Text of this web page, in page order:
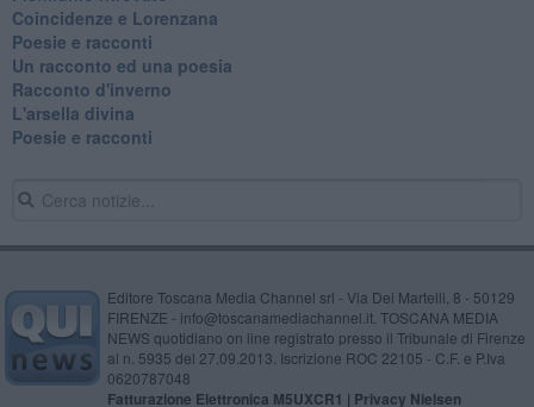
Coincidenze e Lorenzana
Poesie e racconti
Un racconto ed una poesia
Racconto d'inverno
​L'arsella divina
Poesie e racconti
Editore Toscana Media Channel srl - Via Dei Martelli, 8 - 50129
FIRENZE - info@toscanamediachannel.it. TOSCANA MEDIA
NEWS quotidiano on line registrato presso il Tribunale di Firenze
al n. 5935 del 27.09.2013. Iscrizione ROC 22105 - C.F. e P.Iva
0620787048
Fatturazione Elettronica M5UXCR1 | Privacy Nielsen